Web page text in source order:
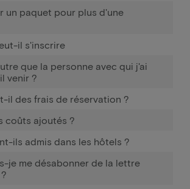
un paquet pour plus d'une
il s'inscrire
que la personne avec qui j'ai
venir ?
il des frais de réservation ?
coûts ajoutés ?
ils admis dans les hôtels ?
je me désabonner de la lettre